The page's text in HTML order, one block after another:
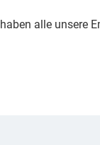
haben alle unsere